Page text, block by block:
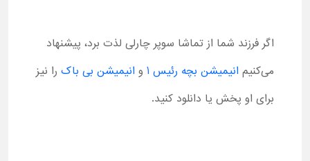
اگر فرزند شما از تماشا سوپر چارلی لذت برد، پیشنهاد
می‌کنیم انیمیشن بچه رئیس 1 و انیمیشن بی باک را نیز
برای او پخش یا دانلود کنید.